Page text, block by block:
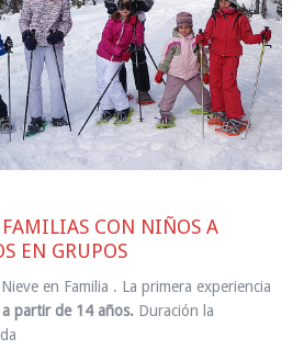
CON NIÑOS A
EN GRUPOS
en Familia . La primera experiencia
a partir de 14 años. Duración la